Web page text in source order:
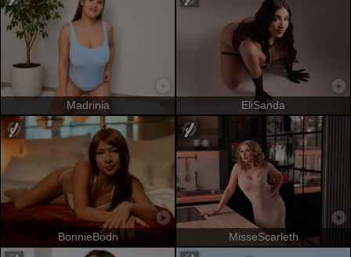
Madrinia EliSanda
BonnieBodn MisseScarleth